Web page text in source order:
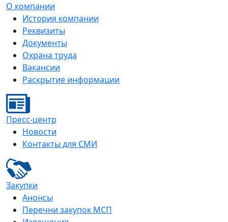
О компании
История компании
Реквизиты
Документы
Охрана труда
Вакансии
Раскрытие информации
Пресс-центр
Новости
Контакты для СМИ
Закупки
Анонсы
Перечни закупок МСП